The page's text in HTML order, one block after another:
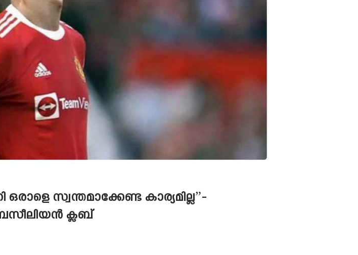
സ്വന്തമാക്കേണ്ട കാര്യമില്ല”-
ക്ലബ്